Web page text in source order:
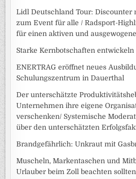
Lidl Deutschland Tour: Discounter
zum Event für alle / Radsport-
für einen aktiven und
Starke Kernbotschaften
ENERTRAG eröffnet neues
Schulungszentrum in Dauerthal
Der unterschätzte
Unternehmen ihre eigene
verschenken/ Systemische
über den unterschätzten
Brandgefährlich: Unkraut mit
Muscheln, Markentaschen und
Urlauber beim Zoll beachten sollten